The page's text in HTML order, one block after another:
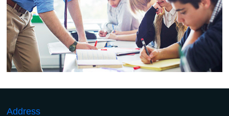
Address